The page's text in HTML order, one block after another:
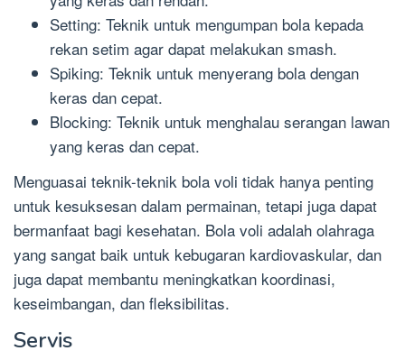
Setting: Teknik untuk mengumpan bola kepada
rekan setim agar dapat melakukan smash.
Spiking: Teknik untuk menyerang bola dengan
keras dan cepat.
Blocking: Teknik untuk menghalau serangan lawan
yang keras dan cepat.
Menguasai teknik-teknik bola voli tidak hanya penting
untuk kesuksesan dalam permainan, tetapi juga dapat
bermanfaat bagi kesehatan. Bola voli adalah olahraga
yang sangat baik untuk kebugaran kardiovaskular, dan
juga dapat membantu meningkatkan koordinasi,
keseimbangan, dan fleksibilitas.
Servis